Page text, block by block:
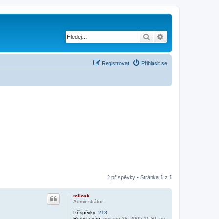
Hledat
Přihlásit se
Registrovat
2 příspěvky • Stránka 1 z 1
milosh
Administrátor
Příspěvky: 213